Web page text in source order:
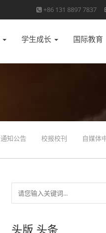
+86 131 8897 7837
学生成长 国际教育
通知公告 校报校刊 自媒体
头版 头条